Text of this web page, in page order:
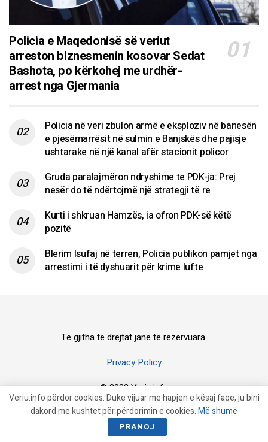
Policia e Maqedonisë së veriut
arreston biznesmenin kosovar Sedat
Bashota, po kërkohej me urdhër-
arrest nga Gjermania
Policia në veri zbulon armë e eksploziv në banesën
e pjesëmarrësit në sulmin e Banjskës dhe pajisje
ushtarake në një kanal afër stacionit policor
Gruda paralajmëron ndryshime te PDK-ja: Prej
nesër do të ndërtojmë një strategji të re
Kurti i shkruan Hamzës, ia ofron PDK-së këtë
pozitë
Blerim Isufaj në terren, Policia publikon pamjet nga
arrestimi i të dyshuarit për krime lufte
Të gjitha të drejtat janë të rezervuara.
Privacy Policy
© 2023 Veriu.info
Veriu.info përdor cookies. Duke vijuar me hapjen e kësaj faqe, ju bini
dakord me kushtet për përdorimin e cookies.Më shumë
PRANOJ